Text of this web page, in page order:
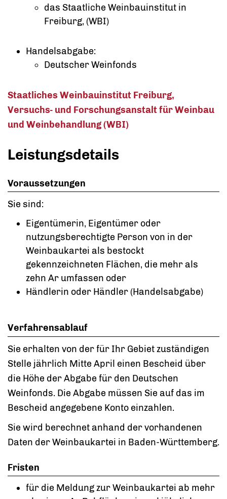
das Staatliche Weinbauinstitut in
Freiburg, (WBI)
Handelsabgabe:
Deutscher Weinfonds
Staatliches Weinbauinstitut Freiburg,
Versuchs- und Forschungsanstalt für Weinbau
und Weinbehandlung (WBI)
Leistungsdetails
Voraussetzungen
Sie sind:
Eigentümerin, Eigentümer oder
nutzungsberechtigte Person von in der
Weinbaukartei als bestockt
gekennzeichneten Flächen, die mehr als
zehn Ar umfassen oder
Händlerin oder Händler (Handelsabgabe)
Verfahrensablauf
Sie erhalten von der für Ihr Gebiet zuständigen
Stelle jährlich Mitte April einen Bescheid über
die Höhe der Abgabe für den Deutschen
Weinfonds. Die Abgabe müssen Sie auf das im
Bescheid angegebene Konto einzahlen.
Sie wird berechnet anhand der vorhandenen
Daten der Weinbaukartei in Baden-Württemberg.
Fristen
für die Meldung zur Weinbaukartei ab mehr